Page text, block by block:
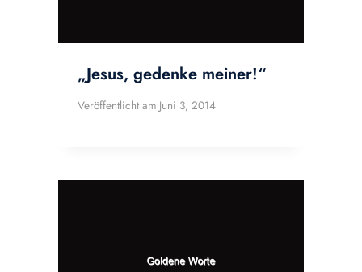
„Jesus, gedenke meiner!“
Veröffentlicht am Juni 3, 2014